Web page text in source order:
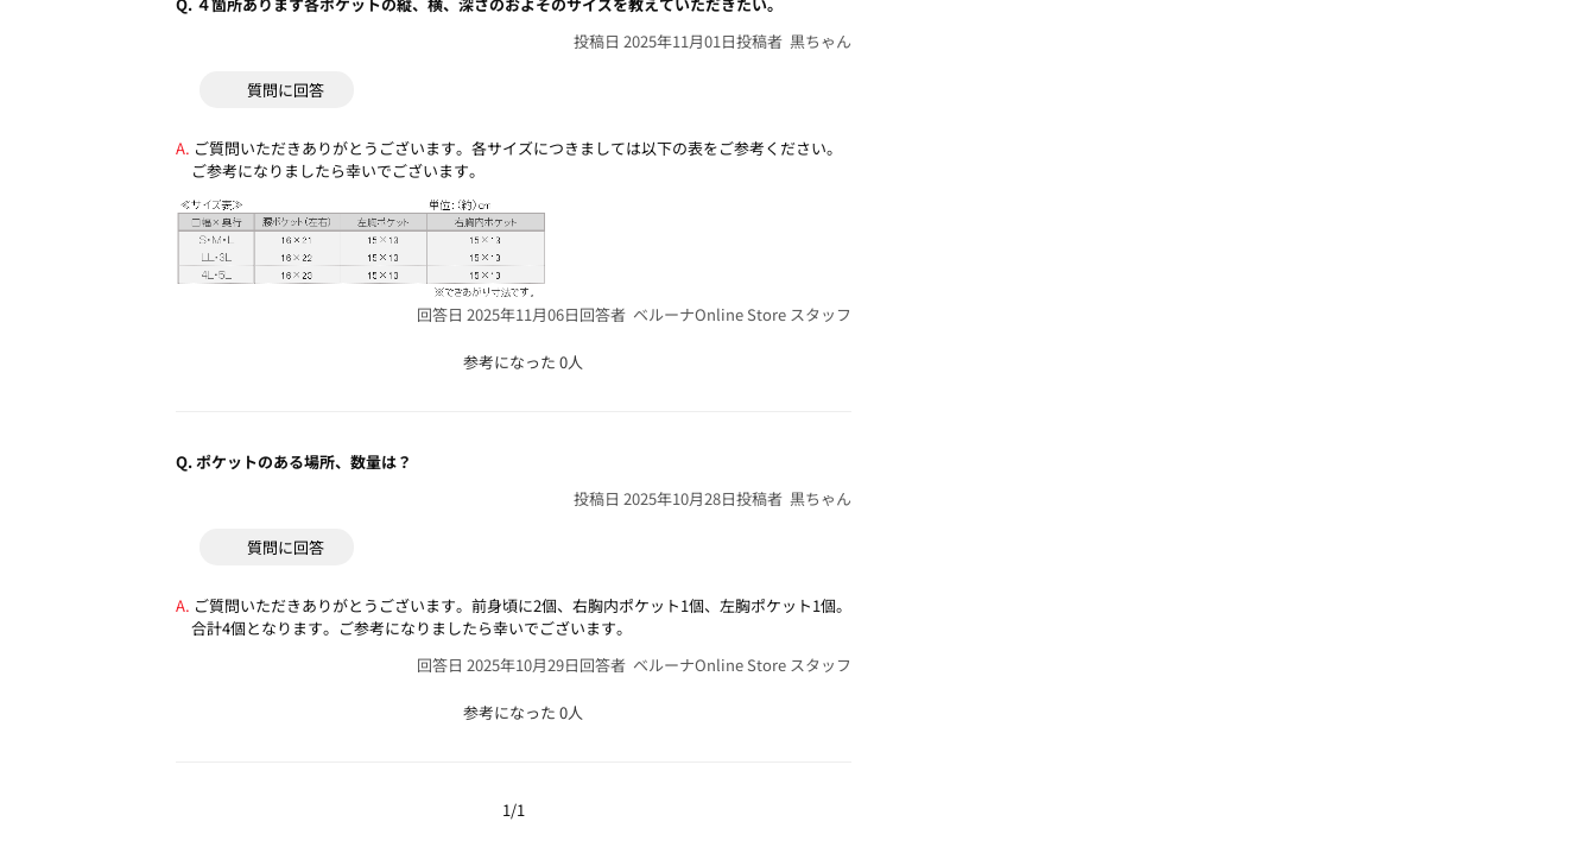
投稿者 黒ちゃん
投稿日 2025年11月01日
ご質問いただきありがとうございます。各サイズにつきましては以下の表をご参考ください。
ご参考になりましたら幸いでございます。
回答者 ベルーナOnline Store スタッフ
回答日 2025年11月06日
参考になった 0人
質問に回答
Q.ポケットのある場所、数量は？
投稿者 黒ちゃん
投稿日 2025年10月28日
ご質問いただきありがとうございます。前身頃に2個、右胸内ポケット1個、左胸ポケット1個。
合計4個となります。ご参考になりましたら幸いでございます。
回答者 ベルーナOnline Store スタッフ
回答日 2025年10月29日
参考になった 0人
質問に回答
1/1